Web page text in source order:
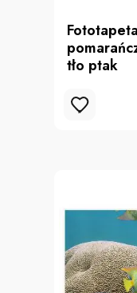
tło ptak